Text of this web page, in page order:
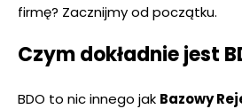
firmę? Zacznijmy od początku.
Czym dokładnie jest
BDO to nic innego jak Bazowy